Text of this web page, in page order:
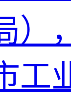
）
工